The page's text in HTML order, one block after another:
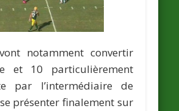
notamment convertir
et 10 particulièrement
par l’intermédiaire de
présenter finalement sur